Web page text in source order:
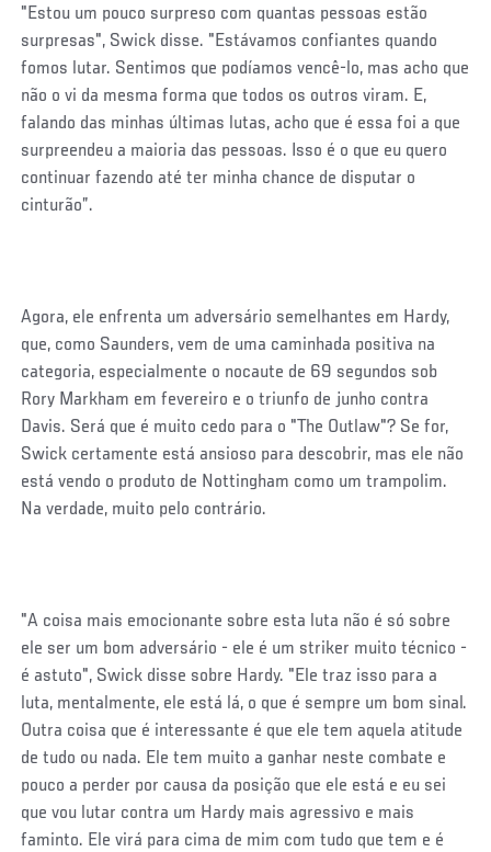
"Estou um pouco surpreso com quantas pessoas estão
surpresas", Swick disse. "Estávamos confiantes quando
fomos lutar. Sentimos que podíamos vencê-lo, mas acho que
não o vi da mesma forma que todos os outros viram. E,
falando das minhas últimas lutas, acho que é essa foi a que
surpreendeu a maioria das pessoas. Isso é o que eu quero
continuar fazendo até ter minha chance de disputar o
cinturão”.
Agora, ele enfrenta um adversário semelhantes em Hardy,
que, como Saunders, vem de uma caminhada positiva na
categoria, especialmente o nocaute de 69 segundos sob
Rory Markham em fevereiro e o triunfo de junho contra
Davis. Será que é muito cedo para o "The Outlaw"? Se for,
Swick certamente está ansioso para descobrir, mas ele não
está vendo o produto de Nottingham como um trampolim.
Na verdade, muito pelo contrário.
"A coisa mais emocionante sobre esta luta não é só sobre
ele ser um bom adversário - ele é um striker muito técnico -
é astuto", Swick disse sobre Hardy. "Ele traz isso para a
luta, mentalmente, ele está lá, o que é sempre um bom sinal.
Outra coisa que é interessante é que ele tem aquela atitude
de tudo ou nada. Ele tem muito a ganhar neste combate e
pouco a perder por causa da posição que ele está e eu sei
que vou lutar contra um Hardy mais agressivo e mais
faminto. Ele virá para cima de mim com tudo que tem e é